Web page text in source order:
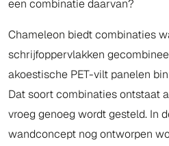
een combinatie daarvan?
Chameleon biedt combinaties
schrijfoppervlakken
akoestische PET-vilt panelen
Dat soort combinaties ontstaat
vroeg genoeg wordt gesteld. In
wandconcept nog ontworpen